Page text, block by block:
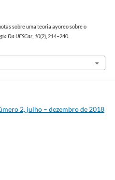
sobre uma teoria ayoreo sobre o
Da UFSCar, 10(2), 214–240.
2, julho – dezembro de 2018